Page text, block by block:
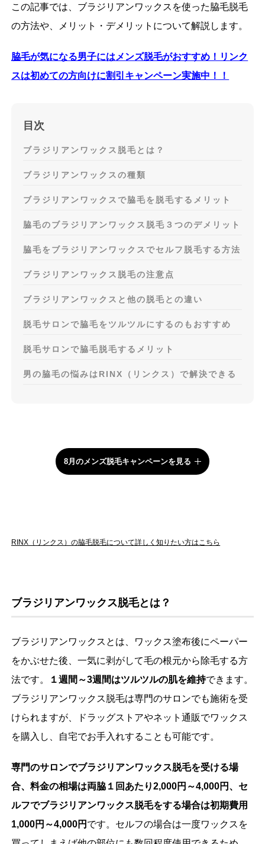
この記事では、ブラジリアンワックスを使った脇毛脱毛
の方法や、メリット・デメリットについて解説します。
脇毛が気になる男子にはメンズ脱毛がおすすめ！リンク
スは初めての方向けに割引キャンペーン実施中！！
目次
ブラジリアンワックス脱毛とは？
ブラジリアンワックスの種類
ブラジリアンワックスで脇毛を脱毛するメリット
脇毛のブラジリアンワックス脱毛３つのデメリット
脇毛をブラジリアンワックスでセルフ脱毛する方法
ブラジリアンワックス脱毛の注意点
ブラジリアンワックスと他の脱毛との違い
脱毛サロンで脇毛をツルツルにするのもおすすめ
脱毛サロンで脇毛脱毛するメリット
男の脇毛の悩みはRINX（リンクス）で解決できる
8月のメンズ脱毛キャンペーンを見る
RINX（リンクス）の脇毛脱毛について詳しく知りたい方はこちら
ブラジリアンワックス脱毛とは？
ブラジリアンワックスとは、ワックス塗布後にペーパー
をかぶせた後、一気に剥がして毛の根元から除毛する方
法です。
１週間～3週間はツルツルの肌を維持できます。
ブラジリアンワックス脱毛は専門のサロンでも施術を受
けられますが、ドラッグストアやネット通販でワックス
を購入し、自宅でお手入れすることも可能です。
専門のサロンでブラジリアンワックス脱毛を受ける場
合、料金の相場は両脇１回あたり2,000円～4,000円、セ
ルフでブラジリアンワックス脱毛をする場合は初期費用
1,000円～4,000円 です。セルフの場合は一度ワックスを